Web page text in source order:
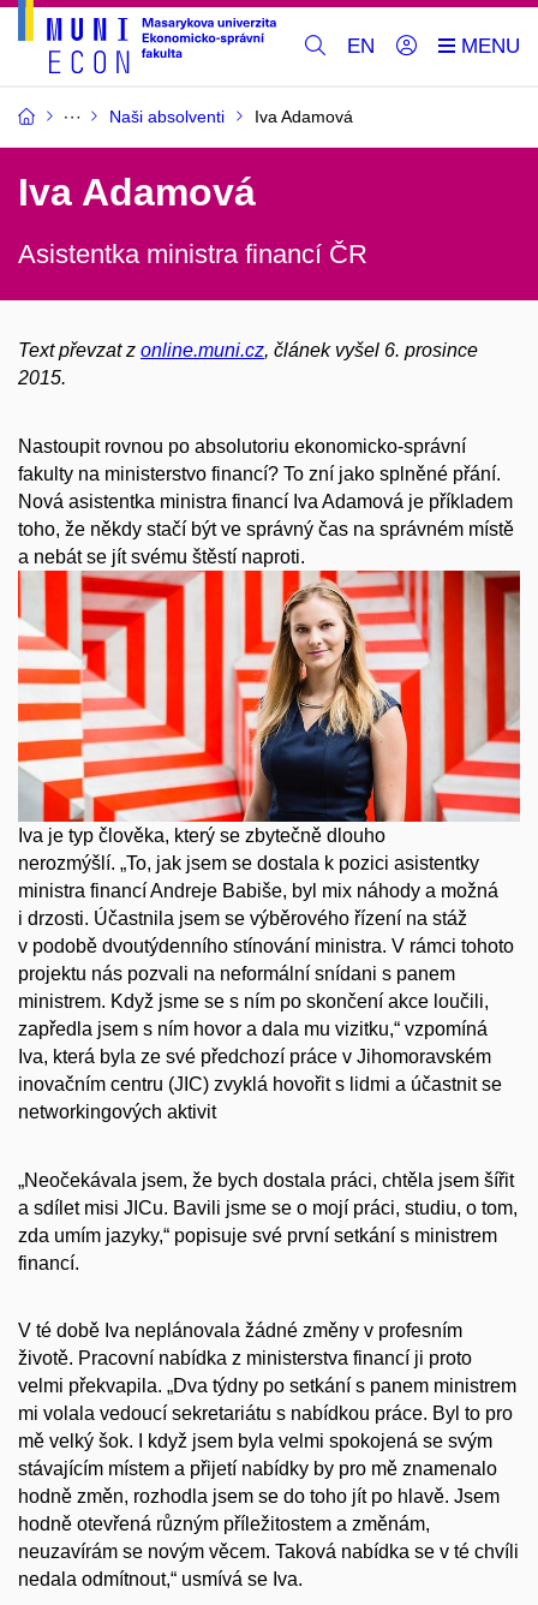
EN
Naši absolventi Iva Adamová
Iva Adamová
Asistentka ministra financí ČR
Text převzat z online.muni.cz, článek vyšel 6. prosince
2015.
Nastoupit rovnou po absolutoriu ekonomicko-správní
fakulty na ministerstvo financí? To zní jako splněné přání.
Nová asistentka ministra financí Iva Adamová je příkladem
toho, že někdy stačí být ve správný čas na správném místě
a nebát se jít svému štěstí naproti.
Iva je typ člověka, který se zbytečně dlouho
nerozmýšlí. „To, jak jsem se dostala k pozici asistentky
ministra financí Andreje Babiše, byl mix náhody a možná
i drzosti. Účastnila jsem se výběrového řízení na stáž
v podobě dvoutýden­ního stínování ministra. V rámci tohoto
projek­tu nás pozvali na neformální snídani s panem
ministrem. Když jsme se s ním po skončení akce loučili,
zapředla jsem s ním hovor a dala mu vizitku,“ vzpomíná
Iva, která byla ze své předchozí práce v Jihomoravském
inovačním centru (JIC) zvyklá hovořit s lidmi a účastnit se
networkingových aktivit
„Neočekávala jsem, že bych dostala práci, chtěla jsem šířit
a sdílet misi JICu. Bavili jsme se o mojí práci, studiu, o tom,
zda umím jazyky,“ popisuje své první setkání s ministrem
financí.
V té době Iva neplánovala žádné změny v pro­fesním
životě. Pracovní nabídka z ministerstva financí ji proto
velmi překvapila. „Dva týdny po setkání s panem ministrem
mi volala vedou­cí sekretariátu s nabídkou práce. Byl to pro
mě velký šok. I když jsem byla velmi spokojená se svým
stávajícím místem a přijetí nabídky by pro mě znamenalo
hodně změn, rozhodla jsem se do toho jít po hlavě. Jsem
hodně otevřená různým příležitostem a změnám,
neuzavírám se novým věcem. Taková nabídka se v té chvíli
nedala odmítnout,“ usmívá se Iva.